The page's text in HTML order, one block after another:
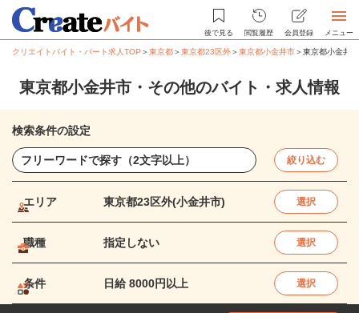
後で見る 閲覧履歴 会員登録 メニュー
クリエイトバイト・パート求人TOP ＞東京都＞東京都23区外＞東京都小金井市＞東京都小金井
東京都小金井市・その他のバイト・求人情報
検索条件の設定
絞り込む
エリア 東京都23区外(小金井市) 選択
職種 指定しない 選択
条件 日給 8000円以上 選択